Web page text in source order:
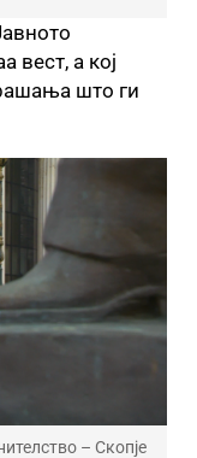
вест, а кој
што ги
– Скопје